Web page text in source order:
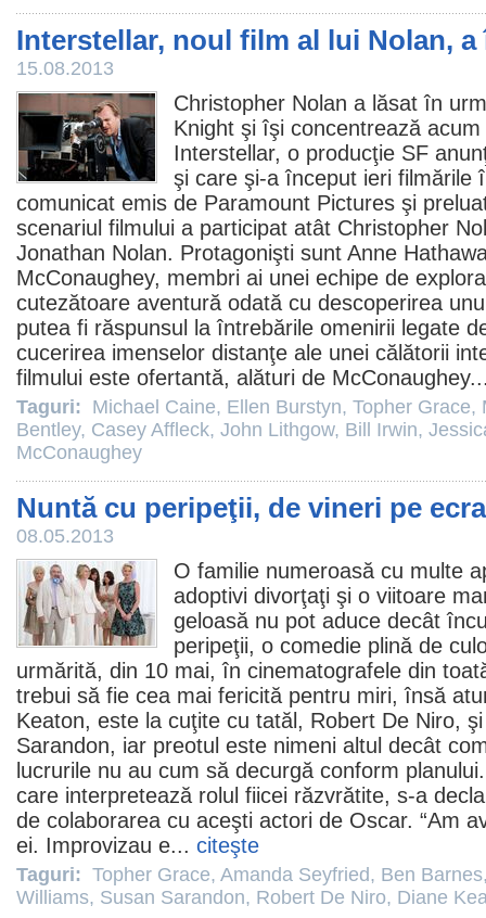
Interstellar, noul film al lui Nolan,
15.08.2013
Christopher Nolan a lăsat în
Knight şi îşi concentrează
Interstellar, o producţie SF
şi care şi-a început ieri filmările
comunicat emis de Paramount Pictures şi
scenariul filmului a participat atât Christopher
Jonathan Nolan. Protagonişti sunt Anne
McConaughey, membri ai unei echipe de
cutezătoare aventură odată cu descoperirea
putea fi răspunsul la întrebările omenirii legate
cucerirea imenselor distanţe ale unei călătorii
filmului este ofertantă, alături de
Taguri: Michael Caine, Ellen Burstyn, Topher Grace,
Bentley, Casey Affleck, John Lithgow, Bill Irwin,
McConaughey
Nuntă cu peripeţii, de vineri pe
08.05.2013
O familie numeroasă cu multe
adoptivi divorţaţi şi o viitoare
geloasă nu pot aduce decât
peripeţii, o comedie plină de
urmărită, din 10 mai, în cinematografele din
trebui să fie cea mai fericită pentru miri, însă
Keaton, este la cuţite cu tatăl, Robert De Niro,
Sarandon, iar preotul este nimeni altul decât
lucrurile nu au cum să decurgă conform
care interpretează rolul fiicei răzvrătite, s-a
de colaborarea cu aceşti actori de Oscar. “Am
ei. Improvizau e... citeşte
Taguri: Topher Grace, Amanda Seyfried, Ben Barnes
Williams, Susan Sarandon, Robert De Niro, Diane